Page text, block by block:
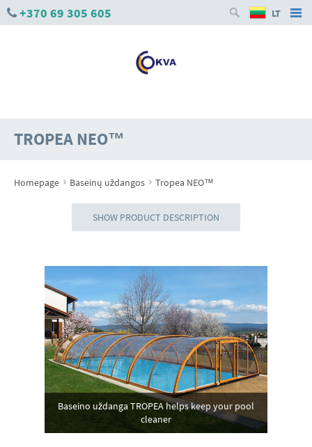
+370 69 305 605 LT
TROPEA NEO™
Homepage › Baseinų uždangos › Tropea NEO™
SHOW PRODUCT DESCRIPTION
Baseino uždanga TROPEA helps keep your pool
cleaner